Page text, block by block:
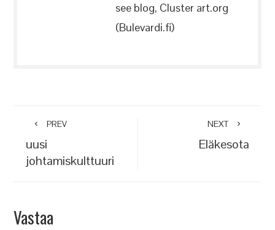
see blog, Cluster art.org
(Bulevardi.fi)
PREV
uusi
johtamiskulttuuri
NEXT
Eläkesota
Vastaa